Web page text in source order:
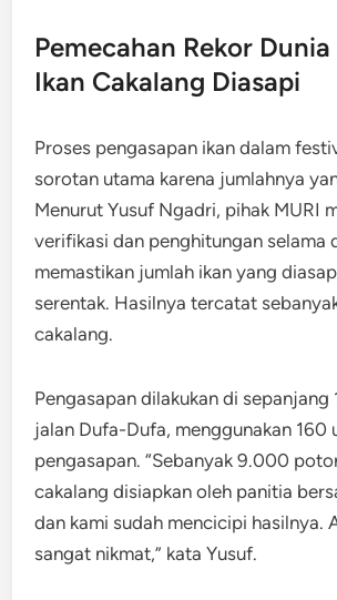
Pemecahan Rekor
Ikan Cakalang Diasapi
Proses pengasapan ikan dalam
sorotan utama karena jumlahnya
Menurut Yusuf Ngadri, pihak MURI
verifikasi dan penghitungan selama
memastikan jumlah ikan yang
serentak. Hasilnya tercatat
cakalang.
Pengasapan dilakukan di sepanjang
jalan Dufa-Dufa, menggunakan 160
pengasapan. “Sebanyak 9.000
cakalang disiapkan oleh panitia
dan kami sudah mencicipi hasilnya.
sangat nikmat,” kata Yusuf.